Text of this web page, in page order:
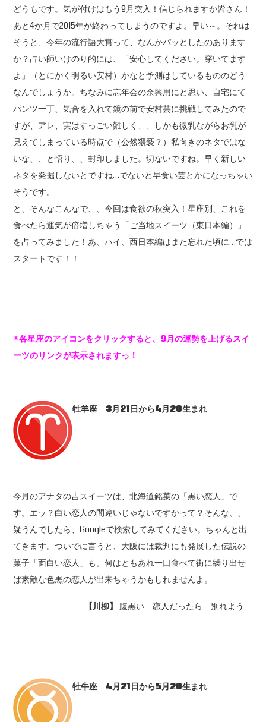
どうもです。気が付けはもう9月突入！信じられますか皆さん！
あと4か月で2015年が終わってしまうのですよ。早い～。それは
そうと、今年の流行語大賞って、なんかパッとしたのあります
か？占い師いけのり的には、「安心してください。穿いてます
よ」（とにかく明るい安村）かなと予測はしているもののどう
なんでしょうか。ちなみに忘年会の余興用にと思い、自宅にて
パンツ一丁、気合を入れて鏡の前で安村芸に挑戦してみたので
すが、アレ、実はすっごい難しく、、しかも微乳ながらお乳が
見えてしまっている時点で（公然猥褻？）私向きのネタではな
いな、、と悟り、、封印しました。切ないですね。早く新しい
ネタを発掘しないとですね…でないと早食い芸とかになっちゃい
そうです。
と、そんなこんなで、、今回は食欲の秋突入！星座別、これを
食べたら運気が倍増しちゃう「ご当地スイーツ（東日本編）」
を占ってみました！あ、ハイ、西日本編はまた忘れた頃に…では
スタートです！！
*各星座のアイコンをクリックすると、9月の運勢を上げるスイ
ーツのリンクが表示されますっ！
牡羊座 3月21日から4月20生まれ
今月のアナタの吉スイーツは、北海道銘菓の「黒い恋人」で
す。エッ？白い恋人の間違いじゃないですかって？そんな、、
疑うんでしたら、Googleで検索してみてください。ちゃんと出
てきます。ついでに言うと、大阪には裁判にも発展した伝説の
菓子「面白い恋人」も。何はともあれ一口食べて街に繰り出せ
ば素敵な色黒の恋人が出来ちゃうかもしれませんよ。
【川柳】 腹黒い 恋人だったら 別れよう
牡牛座 4月21日から5月20生まれ